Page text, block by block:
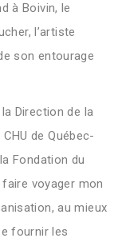
à Boivin, le
l’artiste
son entourage
Direction de la
de Québec-
Fondation du
faire voyager mon
au mieux
fournir les